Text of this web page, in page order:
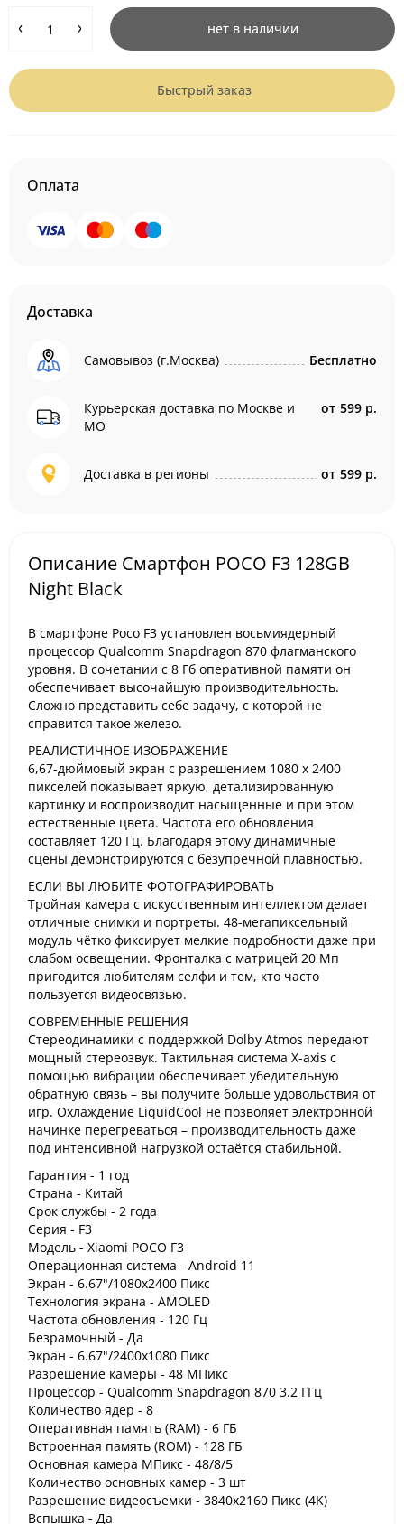
нет в наличии
Быстрый заказ
Оплата
Доставка
Самовывоз (г.Москва) Бесплатно
Курьерская доставка по Москве и
МО
от 599 р.
Доставка в регионы от 599 р.
Описание Смартфон POCO F3 128GB
Night Black
В смартфоне Poco F3 установлен восьмиядерный
процессор Qualcomm Snapdragon 870 флагманского
уровня. В сочетании с 8 Гб оперативной памяти он
обеспечивает высочайшую производительность.
Сложно представить себе задачу, с которой не
справится такое железо.
РЕАЛИСТИЧНОЕ ИЗОБРАЖЕНИЕ
6,67-дюймовый экран с разрешением 1080 х 2400
пикселей показывает яркую, детализированную
картинку и воспроизводит насыщенные и при этом
естественные цвета. Частота его обновления
составляет 120 Гц. Благодаря этому динамичные
сцены демонстрируются с безупречной плавностью.
ЕСЛИ ВЫ ЛЮБИТЕ ФОТОГРАФИРОВАТЬ
Тройная камера с искусственным интеллектом делает
отличные снимки и портреты. 48-мегапиксельный
модуль чётко фиксирует мелкие подробности даже при
слабом освещении. Фронталка с матрицей 20 Мп
пригодится любителям селфи и тем, кто часто
пользуется видеосвязью.
СОВРЕМЕННЫЕ РЕШЕНИЯ
Стереодинамики с поддержкой Dolby Atmos передают
мощный стереозвук. Тактильная система X-axis с
помощью вибрации обеспечивает убедительную
обратную связь – вы получите больше удовольствия от
игр. Охлаждение LiquidCool не позволяет электронной
начинке перегреваться – производительность даже
под интенсивной нагрузкой остаётся стабильной.
Гарантия - 1 год
Страна - Китай
Срок службы - 2 года
Серия - F3
Модель - Xiaomi POCO F3
Операционная система - Android 11
Экран - 6.67"/1080x2400 Пикс
Технология экрана - AMOLED
Частота обновления - 120 Гц
Безрамочный - Да
Экран - 6.67"/2400x1080 Пикс
Разрешение камеры - 48 МПикс
Процессор - Qualcomm Snapdragon 870 3.2 ГГц
Количество ядер - 8
Оперативная память (RAM) - 6 ГБ
Встроенная память (ROM) - 128 ГБ
Основная камера МПикс - 48/8/5
Количество основных камер - 3 шт
Разрешение видеосъемки - 3840x2160 Пикс (4K)
Вспышка - Да